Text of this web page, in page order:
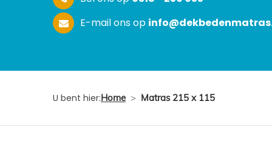
E-mail ons op
U bent hier:Home > Matras 215 x 115